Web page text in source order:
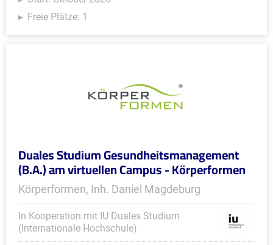
Freie Plätze: 1
Duales Studium Gesundheitsmanagement
(B.A.) am virtuellen Campus - Körperformen
Körperformen, Inh. Daniel Magdeburg
In Kooperation mit IU Duales Studium
(Internationale Hochschule)